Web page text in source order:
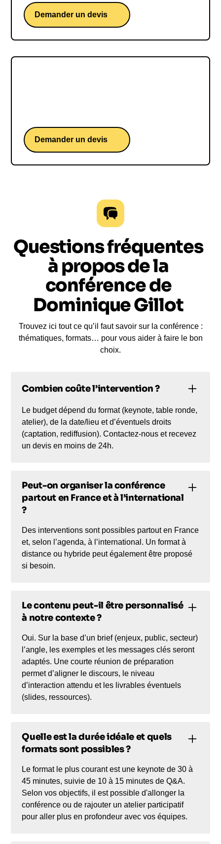
Demander un devis
Demander un devis
Questions fréquentes
à propos de la
conférence de
Dominique Gillot
Trouvez ici tout ce qu’il faut savoir sur la conférence :
thématiques, formats… pour vous aider à faire le bon
choix.
Combien coûte l’intervention ?
Le budget dépend du format (keynote, table ronde,
atelier), de la date/lieu et d’éventuels droits
(captation, rediffusion). Contactez-nous et recevez
un devis en moins de 24h.
Peut-on organiser la conférence
partout en France et à l’international
?
Des interventions sont possibles partout en France
et, selon l’agenda, à l’international. Un format à
distance ou hybride peut également être proposé
si besoin.
Le contenu peut-il être personnalisé
à notre contexte ?
Oui. Sur la base d’un brief (enjeux, public, secteur)
l’angle, les exemples et les messages clés seront
adaptés. Une courte réunion de préparation
permet d’aligner le discours, le niveau
d’interaction attendu et les livrables éventuels
(slides, ressources).
Quelle est la durée idéale et quels
formats sont possibles ?
Le format le plus courant est une keynote de 30 à
45 minutes, suivie de 10 à 15 minutes de Q&A.
Selon vos objectifs, il est possible d'allonger la
conférence ou de rajouter un atelier participatif
pour aller plus en profondeur avec vos équipes.